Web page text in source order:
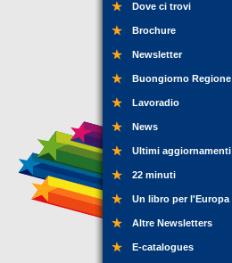
Dove ci trovi
Brochure
Newsletter
Buongiorno Regione
Lavoradio
News
Ultimi aggiornamenti
22 minuti
Un libro per l'Europa
Altre Newsletters
E-catalogues